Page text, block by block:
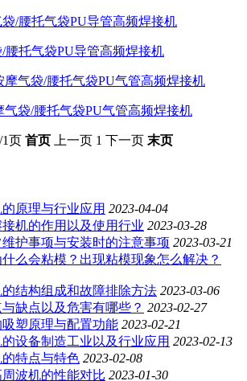
腰托气袋PU导管高频焊接机
气袋/腰托气袋PU气管高频焊接机
1页 首页 上一页 1 下一页 末页
原理与行业应用 2023-04-04
机的作用以及使用行业 2023-03-28
护事项与安装时的注意事项 2023-03-21
么会粘模？出现粘模现象怎么解决？
结构组成和故障排除方法 2023-03-06
缺点以及危害有哪些？ 2023-02-27
塑原理与配置功能 2023-02-21
设备制造工业以及行业应用 2023-02-13
特点与特色 2023-02-08
波机的性能对比 2023-01-30